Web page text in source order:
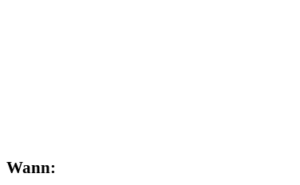
Wann: